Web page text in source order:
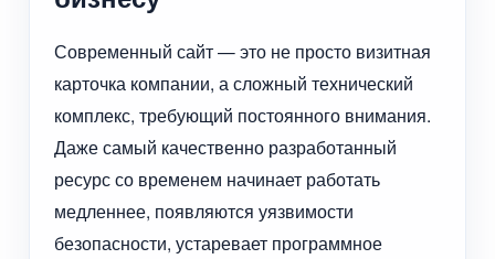
Современный сайт — это не просто визитная
карточка компании, а сложный технический
комплекс, требующий постоянного внимания.
Даже самый качественно разработанный
ресурс со временем начинает работать
медленнее, появляются уязвимости
безопасности, устаревает программное